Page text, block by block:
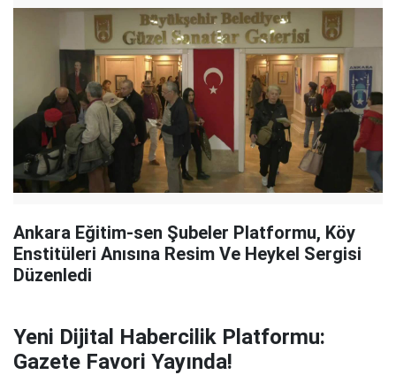
Ankara Eğitim-sen Şubeler Platformu, Köy
Enstitüleri Anısına Resim Ve Heykel Sergisi
Düzenledi
Yeni Dijital Habercilik Platformu:
Gazete Favori Yayında!